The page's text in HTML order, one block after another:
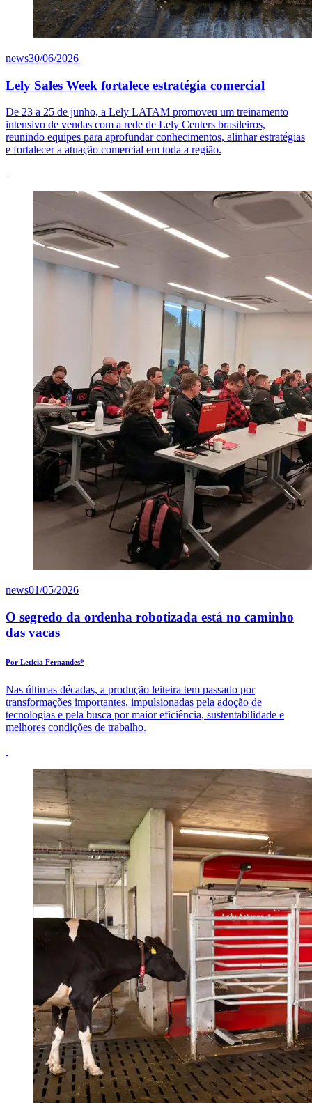
news30/06/2026
Lely Sales Week fortalece estratégia comercial
De 23 a 25 de junho, a Lely LATAM promoveu um treinamento
intensivo de vendas com a rede de Lely Centers brasileiros,
reunindo equipes para aprofundar conhecimentos, alinhar estratégias
e fortalecer a atuação comercial em toda a região.
news01/05/2026
O segredo da ordenha robotizada está no caminho
das vacas
Por Leticia Fernandes*
Nas últimas décadas, a produção leiteira tem passado por
transformações importantes, impulsionadas pela adoção de
tecnologias e pela busca por maior eficiência, sustentabilidade e
melhores condições de trabalho.